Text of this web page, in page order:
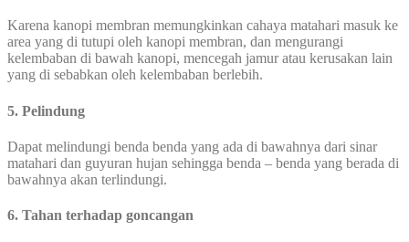
Karena kanopi membran memungkinkan cahaya matahari masuk ke
area yang di tutupi oleh kanopi membran, dan mengurangi
kelembaban di bawah kanopi, mencegah jamur atau kerusakan lain
yang di sebabkan oleh kelembaban berlebih.
5. Pelindung
Dapat melindungi benda benda yang ada di bawahnya dari sinar
matahari dan guyuran hujan sehingga benda – benda yang berada di
bawahnya akan terlindungi.
6. Tahan terhadap goncangan